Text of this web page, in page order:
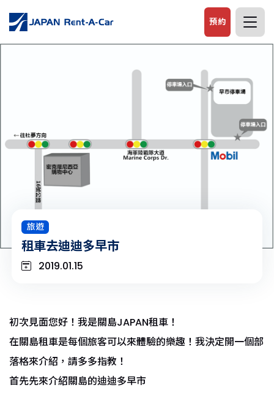
預約
旅遊
租車去迪迪多早市
2019.01.15
初次見面您好！我是關島JAPAN租車！
在關島租車是每個旅客可以來體驗的樂趣！我決定開一個部
落格來介紹，請多多指教！
首先先來介紹關島的迪迪多早市